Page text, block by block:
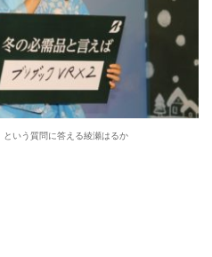
という質問に答える綾瀬はるか